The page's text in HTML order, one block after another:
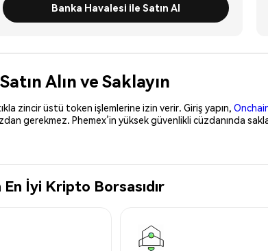
Banka Havalesi ile Satın Al
Alın ve Saklayın
zincir üstü token işlemlerine izin verir. Giriş yapın,
gerekmez. Phemex’in yüksek güvenlikli cüzdanında
İyi Kripto Borsasıdır